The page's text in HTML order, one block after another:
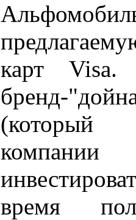
карт Visa.
бренд-
(который
время